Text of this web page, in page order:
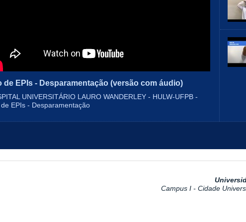
de EPIs - Desparamentação (versão com áudio)
UNIVERSITÁRIO LAURO WANDERLEY - HULW-UFPB -
de EPIs - Desparamentação
Campus I - Cidade